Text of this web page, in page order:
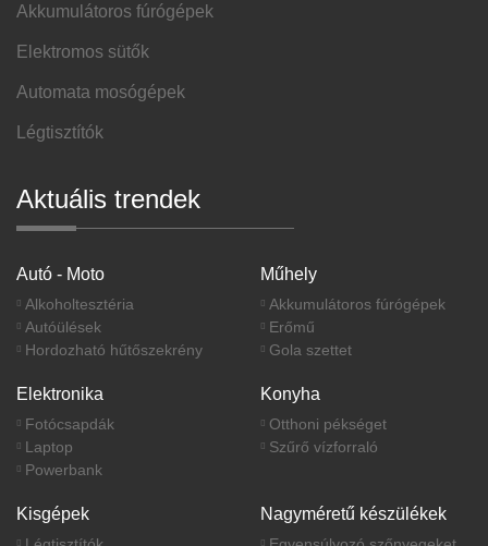
Akkumulátoros fúrógépek
Elektromos sütők
Automata mosógépek
Légtisztítók
Aktuális trendek
Autó - Moto
Alkoholtesztéria
Autóülések
Hordozható hűtőszekrény
Műhely
Akkumulátoros fúrógépek
Erőmű
Gola szettet
Elektronika
Fotócsapdák
Laptop
Powerbank
Konyha
Otthoni pékséget
Szűrő vízforraló
Kisgépek Nagyméretű készülékek